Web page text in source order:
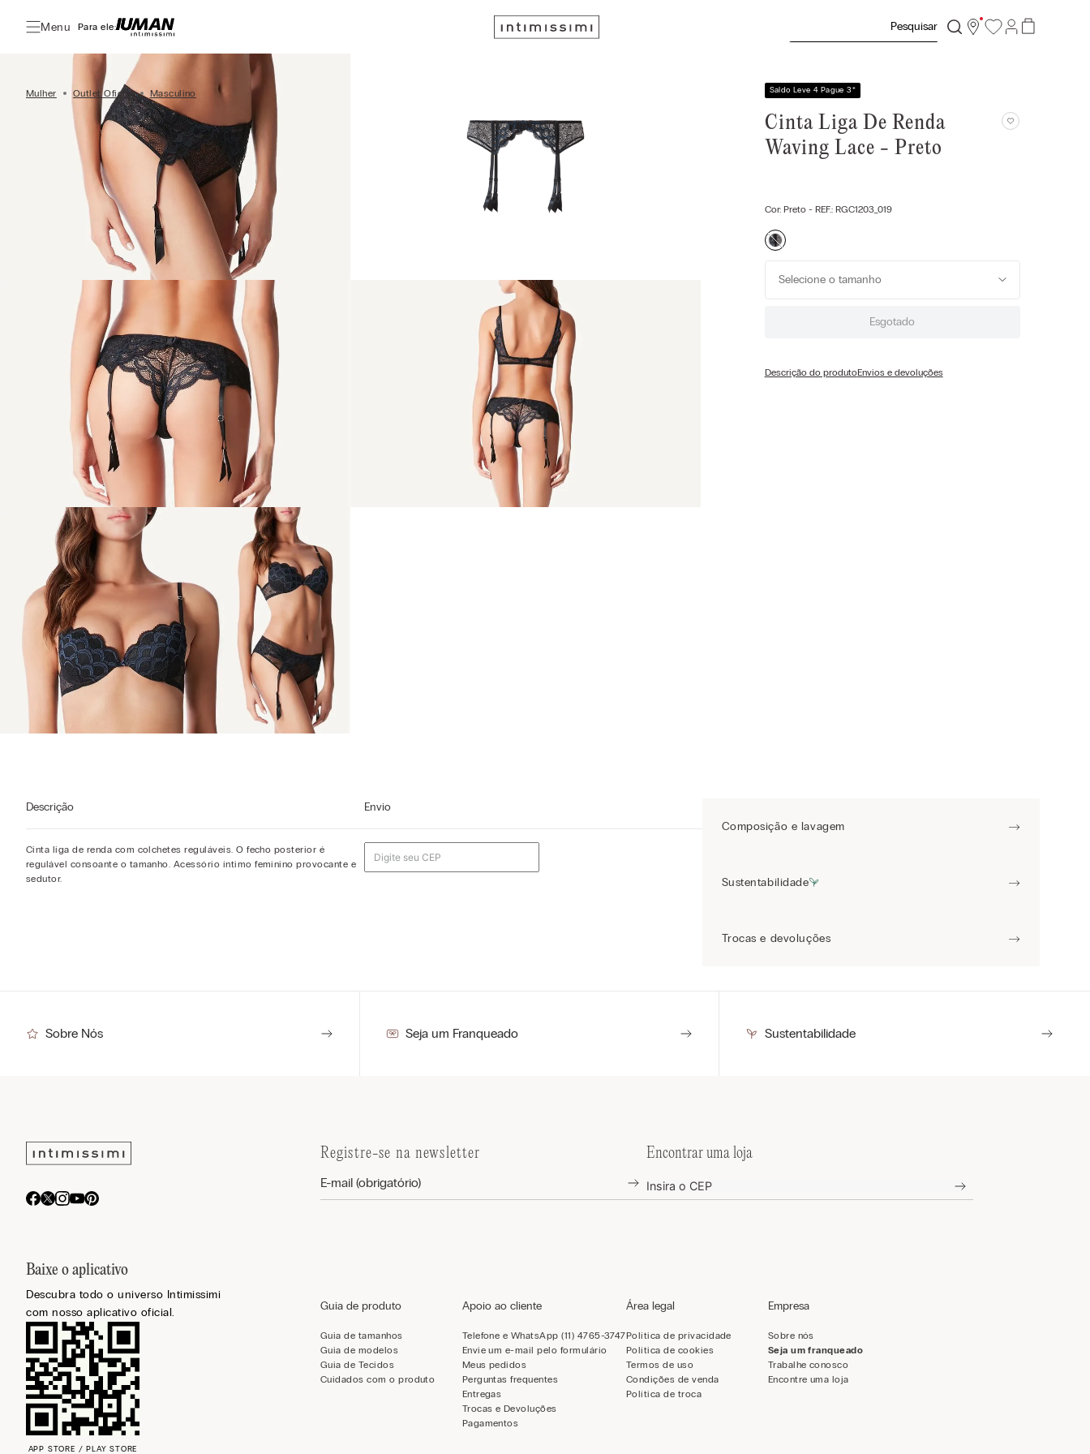
Menu Para ele:
Mulher Outlet Oficial Masculino Saldo Leve 4 Pague 3*
Cinta Liga De Renda
Waving Lace - Preto
Cor: Preto- REF.: RGC1203_019
Selecione o tamanho
Esgotado
Descrição do produtoEnvios e devoluções
Descrição
Cinta liga de renda com colchetes reguláveis. O fecho posterior é
regulável consoante o tamanho. Acessório íntimo feminino provocante e
sedutor.
Envio
Composição e lavagem
Sustentabilidade
Trocas e devoluções
Sobre Nós Seja um Franqueado Sustentabilidade
Baixe o aplicativo
Descubra todo o universo Intimissimi
com nosso aplicativo oficial.
APP STORE / PLAY STORE
Registre-se na newsletter Encontrar uma loja
Guia de produto
Guia de tamanhos
Guia de modelos
Guia de Tecidos
Cuidados com o produto
Apoio ao cliente
Telefone e WhatsApp (11) 4765-3747
Envie um e-mail pelo formulário
Meus pedidos
Perguntas frequentes
Entregas
Trocas e Devoluções
Pagamentos
Área legal
Política de privacidade
Política de cookies
Termos de uso
Condições de venda
Política de troca
Empresa
Sobre nós
Seja um franqueado
Trabalhe conosco
Encontre uma loja